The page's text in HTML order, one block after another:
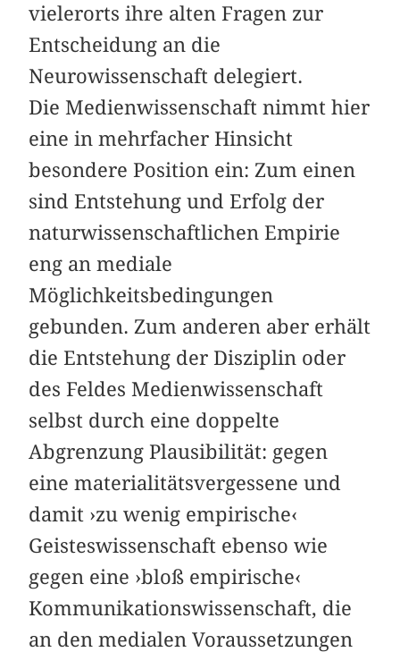
vielerorts ihre alten Fragen zur
Entscheidung an die
Neurowissenschaft delegiert.
Die Medienwissenschaft nimmt hier
eine in mehrfacher Hinsicht
besondere Position ein: Zum einen
sind Entstehung und Erfolg der
naturwissenschaftlichen Empirie
eng an mediale
Möglichkeitsbedingungen
gebunden. Zum anderen aber erhält
die Entstehung der Disziplin oder
des Feldes Medienwissenschaft
selbst durch eine doppelte
Abgrenzung Plausibilität: gegen
eine materialitätsvergessene und
damit ›zu wenig empirische‹
Geisteswissenschaft ebenso wie
gegen eine ›bloß empirische‹
Kommunikationswissenschaft, die
an den medialen Voraussetzungen